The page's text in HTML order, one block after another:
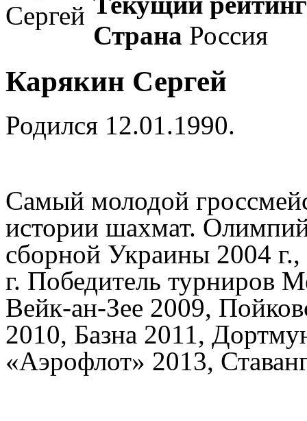
Страна Россия
Карякин Сергей
Родился 12.01.1990.
Самый молодой
истории шахмат.
сборной Украины 2004
г. Победитель турниров
Вейк-ан-Зее 2009,
2010, Базна 2011,
«Аэрофлот» 2013,